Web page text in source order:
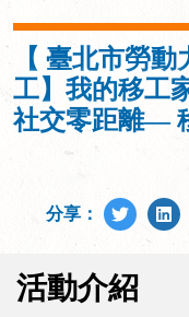
【 臺北市勞
工】我的移工
社交零距離—
分享：
活動介紹